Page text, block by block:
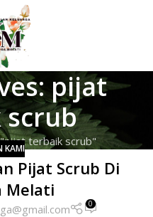
pijat
terbaik scrub"
KAMI
Pijat Scrub Di
Melati
0